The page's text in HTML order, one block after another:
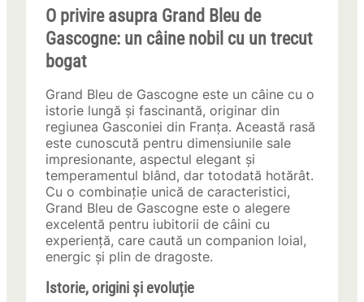
O privire asupra Grand Bleu de
Gascogne: un câine nobil cu un trecut
bogat
Grand Bleu de Gascogne este un câine cu o
istorie lungă și fascinantă, originar din
regiunea Gasconiei din Franța. Această rasă
este cunoscută pentru dimensiunile sale
impresionante, aspectul elegant și
temperamentul blând, dar totodată hotărât.
Cu o combinație unică de caracteristici,
Grand Bleu de Gascogne este o alegere
excelentă pentru iubitorii de câini cu
experiență, care caută un companion loial,
energic și plin de dragoste.
Istorie, origini și evoluție